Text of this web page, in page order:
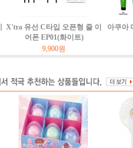
X'tra 유선 C타입 오픈형 줄 이
어폰 EP01(화이트)
9,900원
아쿠아